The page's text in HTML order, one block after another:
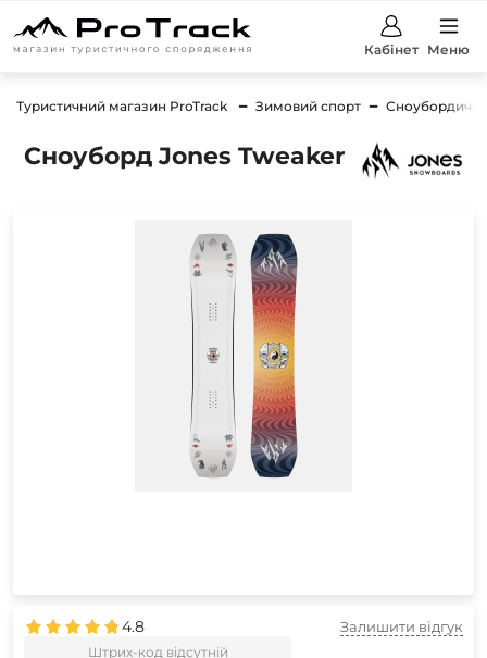
Кабінет Меню
Туристичний магазин ProTrack Зимовий спорт
Сноуборд Jones Tweaker
4.8
Штрих-код відсутній
Залишити відгук